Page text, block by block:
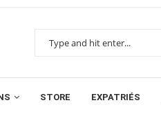
STORE EXPATRIÉS